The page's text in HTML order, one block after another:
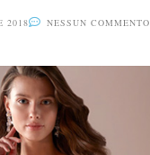
2018 NESSUN COMMENTO